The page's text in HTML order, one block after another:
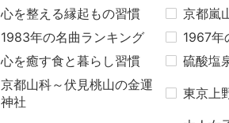
心を整える縁起もの習慣
京都嵐
1983年の名曲ランキング
1967年
心を癒す食と暮らし習慣 硫酸塩
京都山科～伏見桃山の金運
神社
東京上